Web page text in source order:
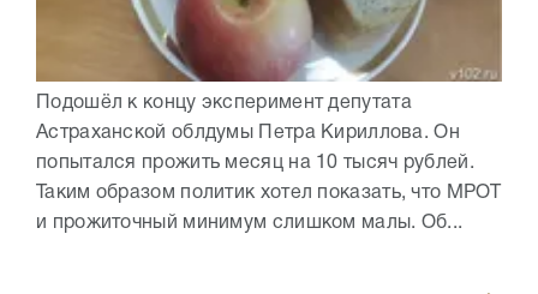
Подошёл к концу эксперимент депутата
Астраханской облдумы Петра Кириллова. Он
попытался прожить месяц на 10 тысяч рублей.
Таким образом политик хотел показать, что МРОТ
и прожиточный минимум слишком малы. Об...